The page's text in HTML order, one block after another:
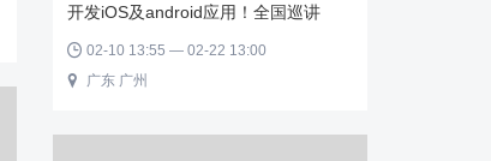
开发iOS及android应用！全国巡讲
 02-10 13:55 — 02-22 13:00
 广东 广州